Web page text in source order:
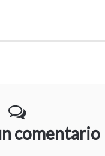
comentario